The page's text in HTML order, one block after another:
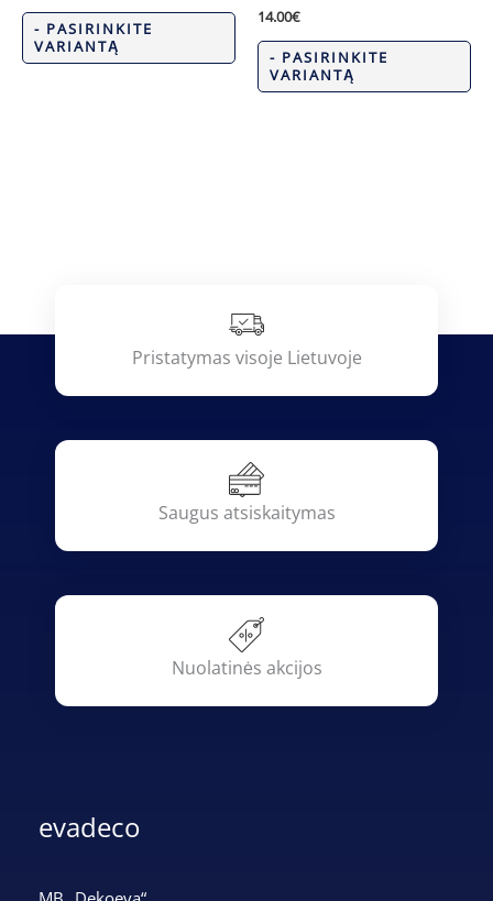
- PASIRINKITE
VARIANTĄ
14.00€
- PASIRINKITE
VARIANTĄ
Pristatymas visoje Lietuvoje
Saugus atsiskaitymas
Nuolatinės akcijos
evadeco